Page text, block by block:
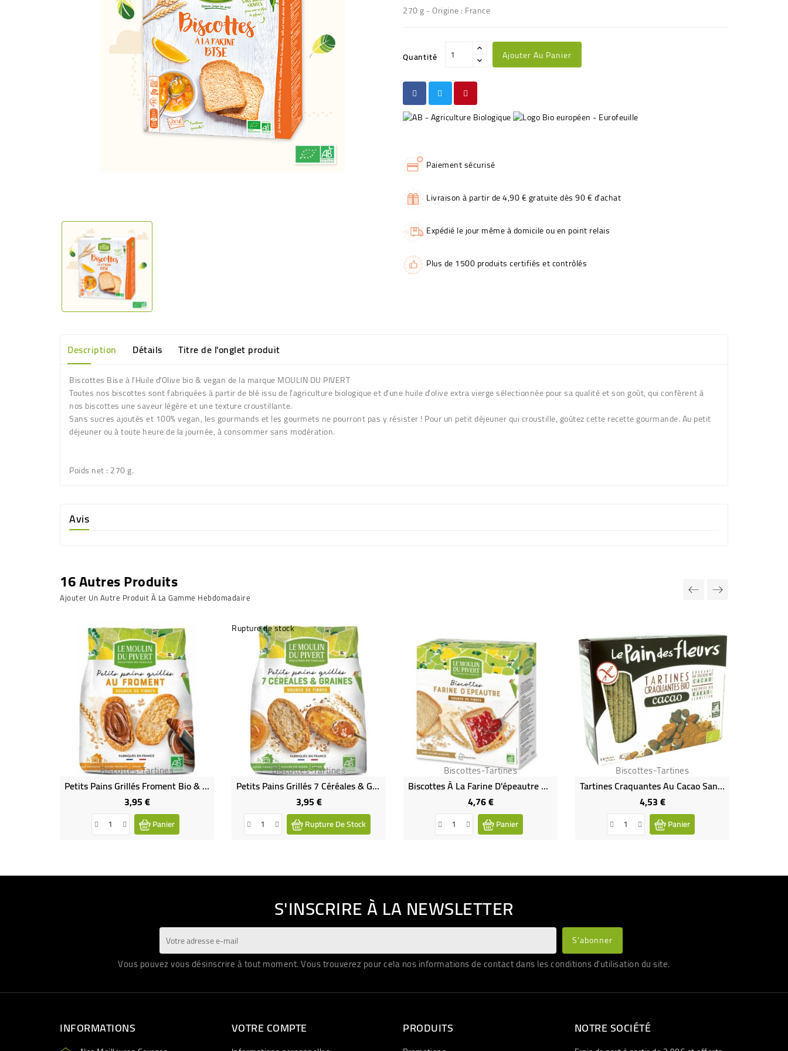
270 g - Origine : France
Quantité Ajouter Au Panier
Paiement sécurisé
Livraison à partir de 4,90 € gratuite dès 90 € d'achat
Expédié le jour même à domicile ou en point relais
Plus de 1500 produits certifiés et contrôlés
Description Détails Titre de l'onglet produit
Biscottes Bise à l'Huile d'Olive bio & vegan de la marque MOULIN DU PIVERT
Toutes nos biscottes sont fabriquées à partir de blé issu de l'agriculture biologique et d’une huile d’olive extra vierge sélectionnée pour sa qualité et son goût, qui confèrent à
nos biscottes une saveur légère et une texture croustillante.
Sans sucres ajoutés et 100% vegan, les gourmands et les gourmets ne pourront pas y résister ! Pour un petit déjeuner qui croustille, goûtez cette recette gourmande. Au petit
déjeuner ou à toute heure de la journée, à consommer sans modération.
Poids net: 270 g.
Avis
16 Autres Produits
Ajouter Un Autre Produit À La Gamme Hebdomadaire
Biscottes-Tartines
Petits Pains Grillés Froment Bio & Vegan
3,95 €Prix
Panier
Rupture de stock
Biscottes-Tartines
Petits Pains Grillés 7 Céréales & Graines Bio & Vegan
3,95 €Prix
Rupture De Stock
Biscottes-Tartines
Biscottes À La Farine D'épeautre Bio & Vegan
4,76 €Prix
Panier
Biscottes-Tartines
Tartines Craquantes Au Cacao Sans Gluten Bio
4,53 €Prix
Panier
S'INSCRIRE À LA NEWSLETTER
Vous pouvez vous désinscrire à tout moment. Vous trouverez pour cela nos informations de contact dans les conditions d'utilisation du site.
INFORMATIONS VOTRE COMPTE PRODUITS NOTRE SOCIÉTÉ